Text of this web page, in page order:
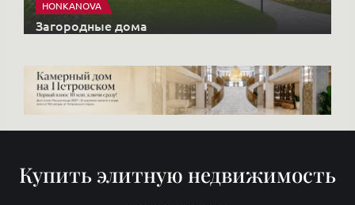
HONKANOVA
Загородные дома
Купить элитную недвижимость